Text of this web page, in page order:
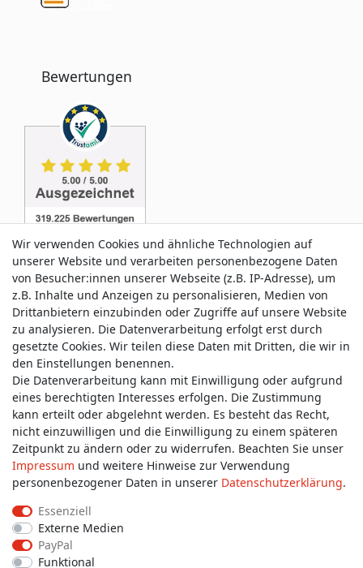
Bewertungen
Service & Kontakt
Wünschen Sie einen Rückruf?
service@allmyclothes.de
Schreiben Sie uns:
service@allmyclothes.de
Impressum
Wir verwenden Cookies und ähnliche Technologien auf
unserer Website und verarbeiten personenbezogene Daten
von Besucher:innen unserer Webseite (z.B. IP-Adresse), um
z.B. Inhalte und Anzeigen zu personalisieren, Medien von
Drittanbietern einzubinden oder Zugriffe auf unsere Website
zu analysieren. Die Datenverarbeitung erfolgt erst durch
gesetzte Cookies. Wir teilen diese Daten mit Dritten, die wir in
den Einstellungen benennen.
Die Datenverarbeitung kann mit Einwilligung oder aufgrund
eines berechtigten Interesses erfolgen. Die Zustimmung
kann erteilt oder abgelehnt werden. Es besteht das Recht,
nicht einzuwilligen und die Einwilligung zu einem späteren
Zeitpunkt zu ändern oder zu widerrufen. Beachten Sie unser
Impressum und weitere Hinweise zur Verwendung
personenbezogener Daten in unserer Daten­schutz­erklärung.
Essenziell
Externe Medien
PayPal
Funktional